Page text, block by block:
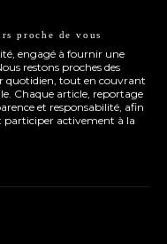
proche de vous
engagé à fournir une
restons proches des
quotidien, tout en couvrant
Chaque article, reportage
et responsabilité, afin
participer activement à la